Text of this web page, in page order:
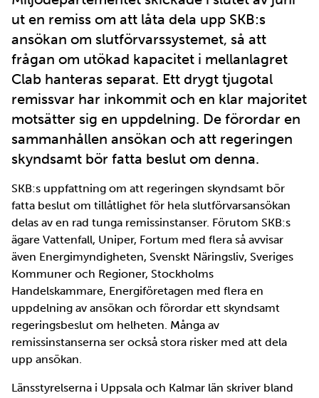
ut en remiss om att låta dela upp SKB:s
ansökan om slutförvarssystemet, så att
frågan om utökad kapacitet i mellanlagret
Clab hanteras separat. Ett drygt tjugotal
remissvar har inkommit och en klar majoritet
motsätter sig en uppdelning. De förordar en
sammanhållen ansökan och att regeringen
skyndsamt bör fatta beslut om denna.
SKB:s uppfattning om att regeringen skyndsamt bör
fatta beslut om tillåtlighet för hela slutförvarsansökan
delas av en rad tunga remissinstanser. Förutom SKB:s
ägare Vattenfall, Uniper, Fortum med flera så avvisar
även Energimyndigheten, Svenskt Näringsliv, Sveriges
Kommuner och Regioner, Stockholms
Handelskammare, Energiföretagen med flera en
uppdelning av ansökan och förordar ett skyndsamt
regeringsbeslut om helheten. Många av
remissinstanserna ser också stora risker med att dela
upp ansökan.
Länsstyrelserna i Uppsala och Kalmar län skriver bland